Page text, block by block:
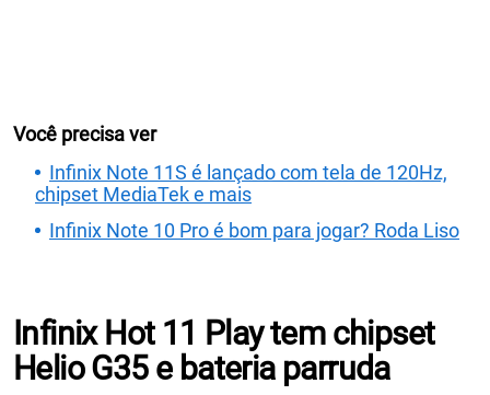
Você precisa ver
Infinix Note 11S é lançado com tela de 120Hz,
chipset MediaTek e mais
Infinix Note 10 Pro é bom para jogar? Roda Liso
Infinix Hot 11 Play tem chipset
Helio G35 e bateria parruda